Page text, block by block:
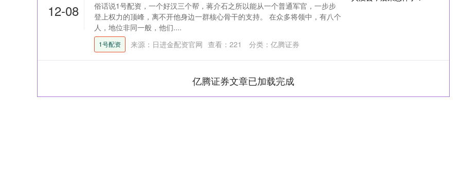
12-08
俗话说1号配资，一个好汉三个帮，蒋介石之所以能从一个普通军官，一步步
登上权力的顶峰，离不开他身边一群核心骨干的支持。 在众多将领中，有八个
人，地位非同一般，他们....
1号配资 来源：日进金配资官网 查看： 221 分类： 亿腾证券
亿腾证券文章已加载完成